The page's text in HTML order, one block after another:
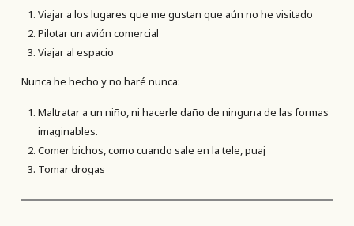
Viajar a los lugares que me gustan que aún no he visitado
Pilotar un avión comercial
Viajar al espacio
Nunca he hecho y no haré nunca:
Maltratar a un niño, ni hacerle daño de ninguna de las formas
imaginables.
Comer bichos, como cuando sale en la tele, puaj
Tomar drogas